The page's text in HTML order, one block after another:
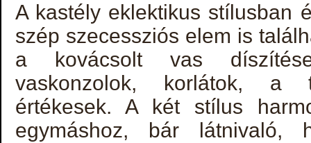
A kastély eklektikus stílusban
szép szecessziós elem is
a kovácsolt vas
vaskonzolok, korlátok, a
értékesek. A két stílus
egymáshoz, bár látnivaló,